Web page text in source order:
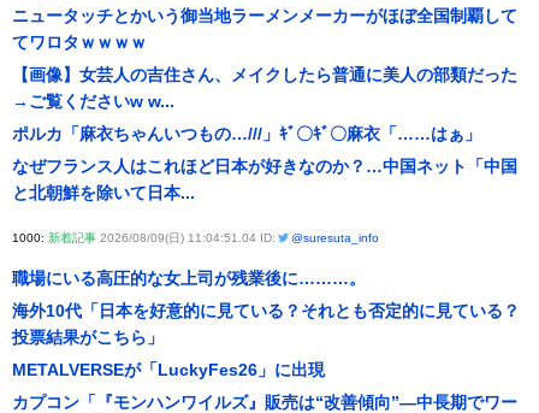
ニュータッチとかいう御当地ラーメンメーカーがほぼ全国制覇して
てワロタｗｗｗｗ
【画像】女芸人の吉住さん、メイクしたら普通に美人の部類だった
→ご覧くださいw w...
ポルカ「麻衣ちゃんいつもの…///」ｷﾞ〇ｷﾞ〇麻衣「……はぁ」
なぜフランス人はこれほど日本が好きなのか？…中国ネット「中国
と北朝鮮を除いて日本...
1000: 新着記事 2026/08/09(日) 11:04:51.04 ID: @suresuta_info
職場にいる高圧的な女上司が残業後に………。
海外10代「日本を好意的に見ている？それとも否定的に見ている？
投票結果がこちら」
METALVERSEが「LuckyFes26」に出現
カプコン「『モンハンワイルズ』販売は“改善傾向”―中長期でワー